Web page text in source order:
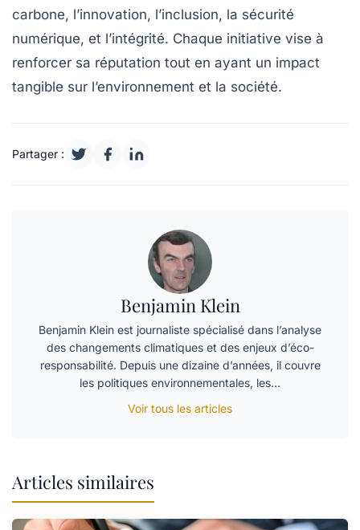
carbone, l’innovation, l’inclusion, la sécurité
numérique, et l’intégrité. Chaque initiative vise à
renforcer sa réputation tout en ayant un impact
tangible sur l’environnement et la société.
Partager :
Benjamin Klein
Benjamin Klein est journaliste spécialisé dans l’analyse
des changements climatiques et des enjeux d’éco-
responsabilité. Depuis une dizaine d’années, il couvre
les politiques environnementales, les…
Voir tous les articles
Articles similaires